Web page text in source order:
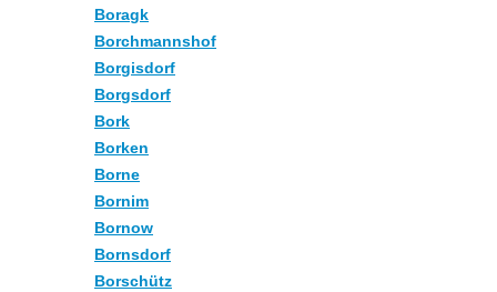
Boragk
Borchmannshof
Borgisdorf
Borgsdorf
Bork
Borken
Borne
Bornim
Bornow
Bornsdorf
Borschütz